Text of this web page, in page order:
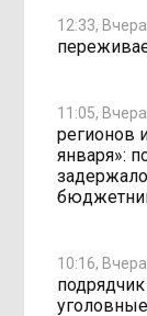
12:33, Вчера
11:05, Вчера
регионов
января»:
10:16, Вчера